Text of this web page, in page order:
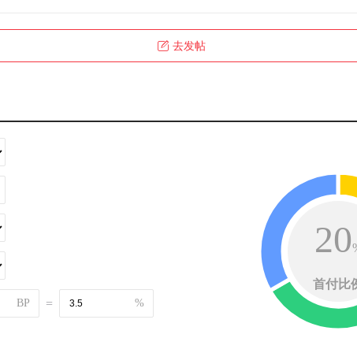
去发帖
BP = %
20
首付比